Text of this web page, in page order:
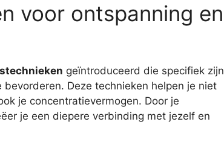
voor ontspanning en
geïntroduceerd die specifiek zijn
Deze technieken helpen je niet
je concentratievermogen. Door je
je een diepere verbinding met jezelf en